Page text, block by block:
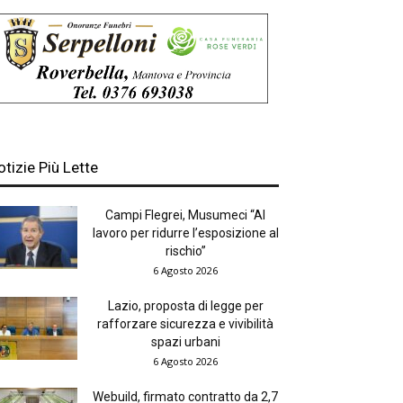
Più Lette
Campi Flegrei, Musumeci “Al
lavoro per ridurre l’esposizione al
rischio”
6 Agosto 2026
Lazio, proposta di legge per
rafforzare sicurezza e vivibilità
spazi urbani
6 Agosto 2026
Webuild, firmato contratto da 2,7